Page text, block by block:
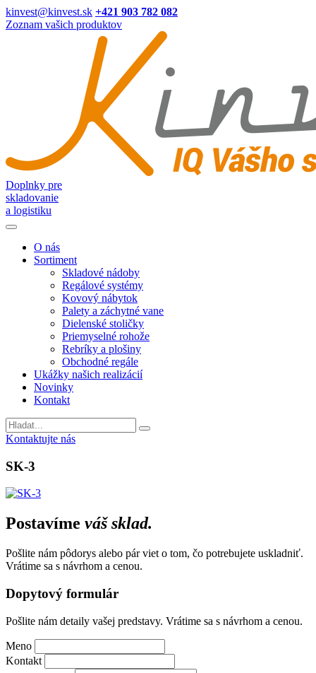
kinvest@kinvest.sk +421 903 782 082
Zoznam vašich produktov
Doplnky pre
skladovanie
a logistiku
O nás
Sortiment
Skladové nádoby
Regálové systémy
Kovový nábytok
Palety a záchytné vane
Dielenské stoličky
Priemyselné rohože
Rebríky a plošiny
Obchodné regále
Ukážky našich realizácií
Novinky
Kontakt
Vyhladavanie
Kontaktujte nás
SK-3
Postavíme váš sklad.
Pošlite nám pôdorys alebo pár viet o tom, čo potrebujete uskladniť.
Vrátime sa s návrhom a cenou.
Dopytový formulár
Pošlite nám detaily vašej predstavy. Vrátime sa s návrhom a cenou.
Meno
Kontakt